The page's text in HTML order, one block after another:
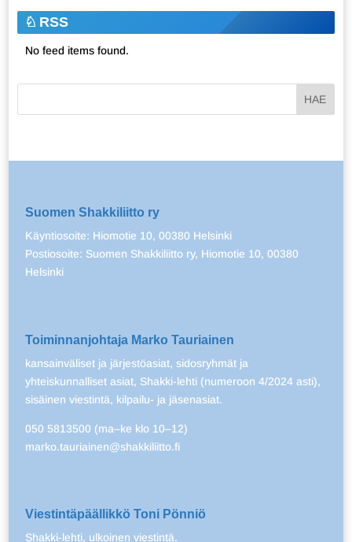
RSS
No feed items found.
Suomen Shakkiliitto ry
Käyntiosoite: Hiomotie 10, 00380 Helsinki
Postiosoite: Suomen Shakkiliitto ry, Hiomotie 10, 00380
Helsinki
Toiminnanjohtaja Marko Tauriainen
kansainväliset ja järjestöasiat, sidosryhmät ja
yhteiskunnalliset asiat, Shakki-lehti (numeroon 4/2024 asti),
sisäinen viestintä, kilpailu- ja jäsenasiat.
050 5813500 (ma–ke klo 10–12)
marko.tauriainen@shakkiliitto.fi
Viestintäpäällikkö Toni Pönniö
Shakki-lehti, ulkoinen viestintä.